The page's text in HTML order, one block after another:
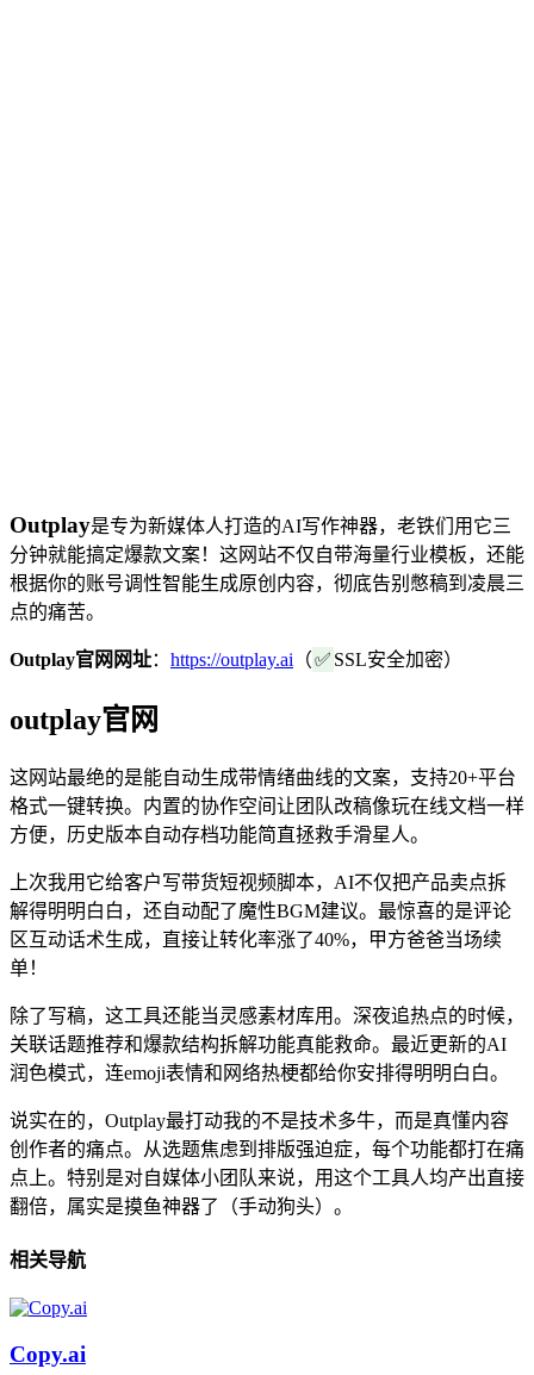
Outplay是专为新媒体人打造的AI写作神器，老铁们用它三
分钟就能搞定爆款文案！这网站不仅自带海量行业模板，还能
根据你的账号调性智能生成原创内容，彻底告别憋稿到凌晨三
点的痛苦。
Outplay官网网址： https://outplay.ai （✅ SSL安全加密）
outplay官网
这网站最绝的是能自动生成带情绪曲线的文案，支持20+平台
格式一键转换。内置的协作空间让团队改稿像玩在线文档一样
方便，历史版本自动存档功能简直拯救手滑星人。
上次我用它给客户写带货短视频脚本，AI不仅把产品卖点拆
解得明明白白，还自动配了魔性BGM建议。最惊喜的是评论
区互动话术生成，直接让转化率涨了40%，甲方爸爸当场续
单！
除了写稿，这工具还能当灵感素材库用。深夜追热点的时候，
关联话题推荐和爆款结构拆解功能真能救命。最近更新的AI
润色模式，连emoji表情和网络热梗都给你安排得明明白白。
说实在的，Outplay最打动我的不是技术多牛，而是真懂内容
创作者的痛点。从选题焦虑到排版强迫症，每个功能都打在痛
点上。特别是对自媒体小团队来说，用这个工具人均产出直接
翻倍，属实是摸鱼神器了（手动狗头）。
相关导航
Copy.ai